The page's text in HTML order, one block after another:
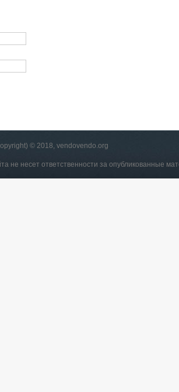
© 2018, vendovendo.org
не несет ответственности за опубликованные